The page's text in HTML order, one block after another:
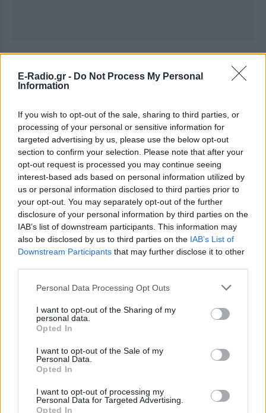
E-Radio.gr - Do Not Process My Personal
Information
If you wish to opt-out of the sale, sharing to third parties, or
processing of your personal or sensitive information for
targeted advertising by us, please use the below opt-out
section to confirm your selection. Please note that after your
opt-out request is processed you may continue seeing
interest-based ads based on personal information utilized by
us or personal information disclosed to third parties prior to
your opt-out. You may separately opt-out of the further
disclosure of your personal information by third parties on the
IAB’s list of downstream participants. This information may
also be disclosed by us to third parties on the IAB’s List of
Downstream Participants that may further disclose it to other
Personal Data Processing Opt Outs
I want to opt-out of the Sharing of my
personal data.
Opted In
I want to opt-out of the Sale of my
Personal Data.
Opted In
I want to opt-out of processing my
Personal Data for Targeted Advertising.
Opted In
και μάθετε πρώτοι τα πιο hot νέα.
και ότι σου κάνει κλικ!
Ακολουθήστε το E-Radio.gr και στο Instagram
ΔΙΑΦΗΜΙΣΗ